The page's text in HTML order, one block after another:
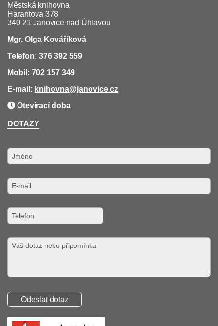
Městská knihovna
Harantova 378
340 21 Janovice nad Úhlavou
Mgr. Olga Kováříková
Telefon: 376 392 559
Mobil: 702 157 349
E-mail: knihovna@janovice.cz
Otevírací doba
DOTAZY